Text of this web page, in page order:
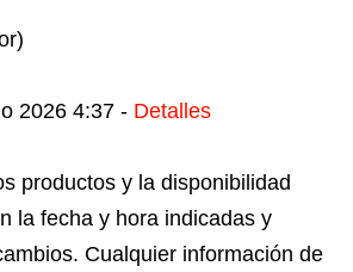
2026 4:37 - Detalles
productos y la disponibilidad
la fecha y hora indicadas y
Cualquier información de